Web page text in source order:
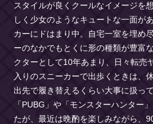
スタイルが良くクールなイメージを
しく少女のようなキュートな一面が
カーにドはまり中。自宅一室を埋め
ーのなかでもとくに形の種類が豊富
クターとして10年あまり、日々転売
入りのスニーカーで出歩くときは、
出先で履き替えるくらい大事に扱っ
「PUBG」や「モンスターハンター
たが、最近は晩酌を楽しみながら、